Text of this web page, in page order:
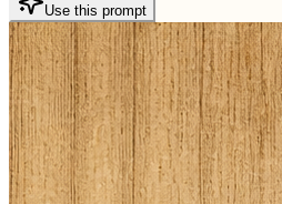
Use this prompt